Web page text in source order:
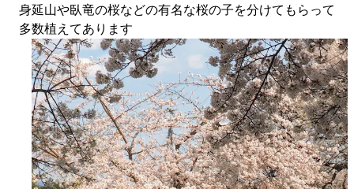
身延山や臥竜の桜などの有名な桜の子を分けてもらって
多数植えてあります